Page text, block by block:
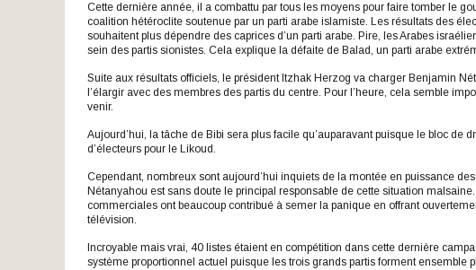
Cette dernière année, il a combattu par tous les moyens pour faire tomber le
coalition hétéroclite soutenue par un parti arabe islamiste. Les résultats des
souhaitent plus dépendre des caprices d’un parti arabe. Pire, les Arabes
sein des partis sionistes. Cela explique la défaite de Balad, un parti arabe
Suite aux résultats officiels, le président Itzhak Herzog va charger Benjamin
l’élargir avec des membres des partis du centre. Pour l’heure, cela semble
venir.
Aujourd’hui, la tâche de Bibi sera plus facile qu’auparavant puisque le bloc de
d’électeurs pour le Likoud.
Cependant, nombreux sont aujourd’hui inquiets de la montée en puissance
Nétanyahou est sans doute le principal responsable de cette situation
commerciales ont beaucoup contribué à semer la panique en offrant
télévision.
Incroyable mais vrai, 40 listes étaient en compétition dans cette dernière
système proportionnel actuel puisque les trois grands partis forment ensemble